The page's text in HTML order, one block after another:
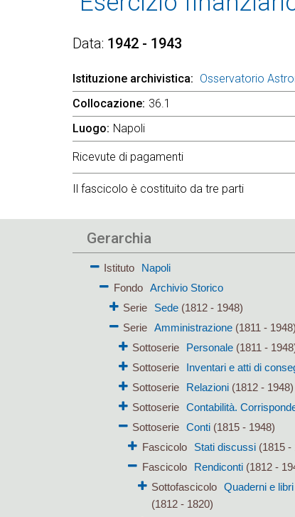
Data 1942 - 1943
Istituzione archivistica
Osservatorio
Collocazione 36.1
Luogo Napoli
Ricevute di pagamenti
Il fascicolo è costituito da tre parti
Gerarchia
Istituto
Napoli
Fondo
Archivio Storico
Serie
Sede(1812 - 1948)
Serie Amministrazione(1811 - 1948)
Sottoserie
Personale (1811 -
Sottoserie
Inventari e atti di
Sottoserie
Relazioni (1812 - 1948)
Sottoserie
Contabilità.
Sottoserie
Conti (1815 - 1948)
Fascicolo
Stati discussi(1815 -
Fascicolo
Rendiconti(1812 -
Sottofascicolo Quaderni e
(1812 - 1820)